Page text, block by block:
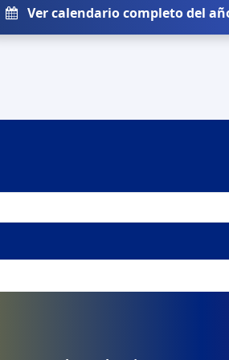
Ver calendario completo del